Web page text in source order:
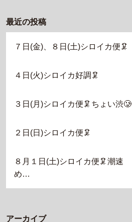
最近の投稿
７日(金)、８日(土)シロイカ便🦑
４日(火)シロイカ好調🦑
３日(月)シロイカ便🦑ちょい渋🥲
２日(日)シロイカ便🦑
８月１日(土)シロイカ便🦑潮速
め…
アーカイブ